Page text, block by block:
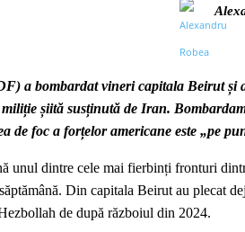
a bombardat vineri capitala Beirut și
șiită susținută de Iran.
de foc a forțelor americane este „pe
unul dintre cele mai fierbinți fronturi
Din capitala Beirut au plecat
de după războiul din 2024.